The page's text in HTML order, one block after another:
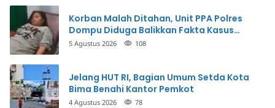
Korban Malah Ditahan, Unit PPA Polres
Dompu Diduga Balikkan Fakta Kasus
Penganiayaan
5 Agustus 2026 108
Jelang HUT RI, Bagian Umum Setda Kota
Bima Benahi Kantor Pemkot
4 Agustus 2026 78